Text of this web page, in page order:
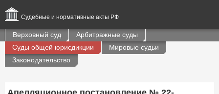
Судебные и нормативные акты РФ
Верховный суд
Арбитражные суды
Суды общей юрисдикции
Мировые судьи
Законодательство